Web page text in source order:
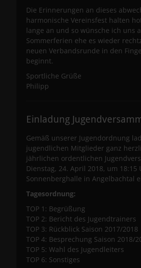
Die Erinnerungen an dieses
harmonische Vereinsfest halten
lange an und so wünsche ich uns
Sommerferien ehe es wieder
neuen Verbandsrunde in den
beginnt.
Sportliche Grüße
Philipp
Einladung
Gemäß unserer Jugendordnung
jugendlichen Mitglieder ganz
jährlichen ordentlichen
Dienstag, 24. April 2018, um 18:15
Sonnenberghalle in Angelbachtal
Tagesordnung:
TOP 1: Begrüßung
TOP 2: Bericht des Jugendtrainers
TOP 3: Rückblick Saison 2017/2018
TOP 4: Besprechung Saison 2018/
TOP 5: Wahl des Jugendleiters
TOP 6: Sonstiges